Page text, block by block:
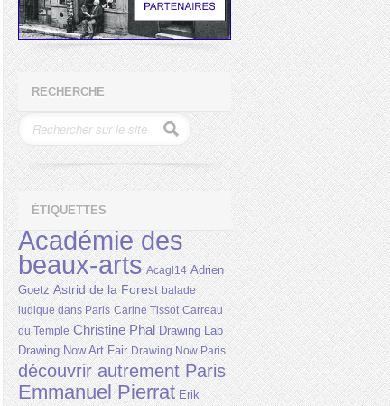
RECHERCHE
ÉTIQUETTES
Académie des
beaux-arts Acagl14 Adrien
Goetz Astrid de la Forest balade
ludique dans Paris Carine Tissot Carreau
du Temple Christine Phal Drawing Lab
Drawing Now Art Fair Drawing Now Paris
découvrir autrement Paris
Emmanuel Pierrat Erik